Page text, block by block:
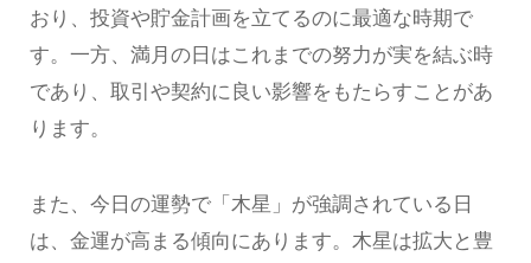
おり、投資や貯金計画を立てるのに最適な時期で
す。一方、満月の日はこれまでの努力が実を結ぶ時
であり、取引や契約に良い影響をもたらすことがあ
ります。
また、今日の運勢で「木星」が強調されている日
は、金運が高まる傾向にあります。木星は拡大と豊